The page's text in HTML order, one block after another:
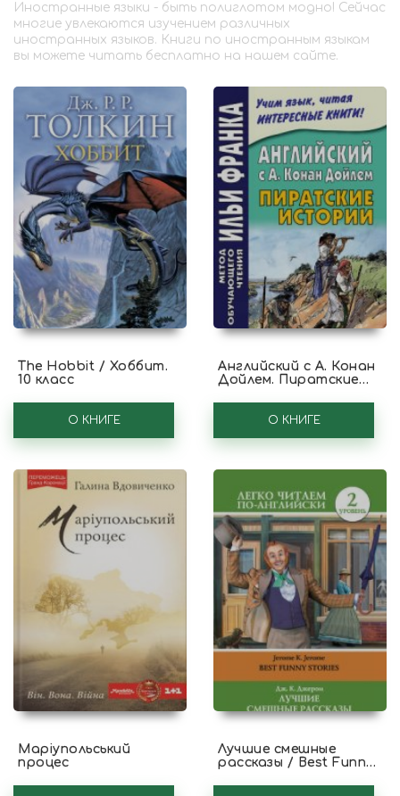
Иностранные языки - быть полиглотом модно! Сейчас
многие увлекаются изучением различных
иностранных языков. Книги по иностранным языкам
вы можете читать бесплатно на нашем сайте.
The Hobbit / Хоббит.
10 класс
О КНИГЕ
Английский с А. Конан
Дойлем. Пиратские
Doyle. Tales of Pirates
О КНИГЕ
Маріупольський
процес
Лучшие смешные
рассказы / Best Funny